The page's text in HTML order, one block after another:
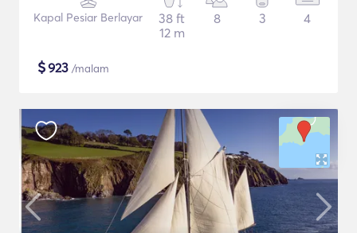
Kapal Pesiar Berlayar
38 ft
12 m
8 3 4
$923 /malam